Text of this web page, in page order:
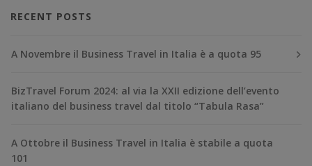
RECENT POSTS
A Novembre il Business Travel in Italia è a quota 95
BizTravel Forum 2024: al via la XXII edizione dell’evento
italiano del business travel dal titolo “Tabula Rasa”
A Ottobre il Business Travel in Italia è stabile a quota
101